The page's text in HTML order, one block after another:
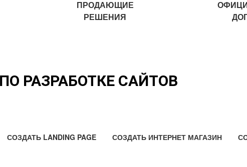
ПРОДАЮЩИЕ
РЕШЕНИЯ
РАЗРАБОТКЕ САЙТОВ
СОЗДАТЬ LANDING PAGE СОЗДАТЬ ИНТЕРНЕТ МАГАЗИН